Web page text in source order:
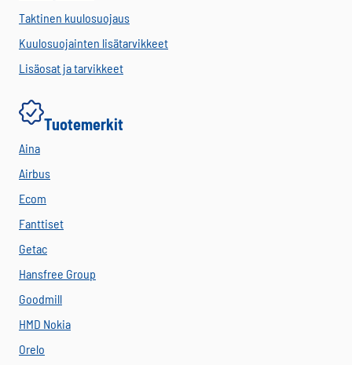
Taktinen kuulosuojaus
Kuulosuojainten lisätarvikkeet
Lisäosat ja tarvikkeet
Tuotemerkit
Aina
Airbus
Ecom
Fanttiset
Getac
Hansfree Group
Goodmill
HMD Nokia
Orelo